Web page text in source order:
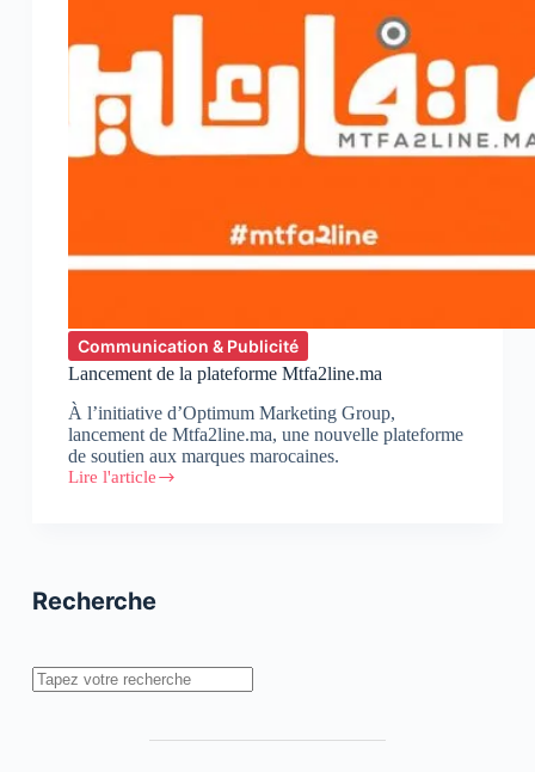
Communication & Publicité
Lancement de la plateforme Mtfa2line.ma
À l’initiative d’Optimum Marketing Group,
lancement de Mtfa2line.ma, une nouvelle plateforme
de soutien aux marques marocaines.
Lire l'article
Lancement
Recherche
Rechercher